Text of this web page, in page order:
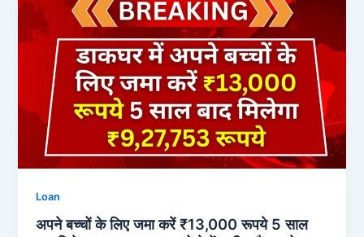
Loan
अपने बच्चों के लिए जमा करें ₹13,000 रूपये 5 साल